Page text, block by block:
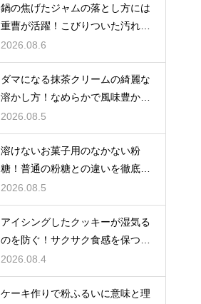
鍋の焦げたジャムの落とし方には
重曹が活躍！こびりついた汚れを
綺麗に落としてピカピカにする技
2026.08.6
ダマになる抹茶クリームの綺麗な
溶かし方！なめらかで風味豊かな
クリームを作る
2026.08.5
溶けないお菓子用のなかない粉
糖！普通の粉糖との違いを徹底解
説
2026.08.5
アイシングしたクッキーが湿気る
のを防ぐ！サクサク食感を保つ裏
技
2026.08.4
ケーキ作りで粉ふるいに意味と理